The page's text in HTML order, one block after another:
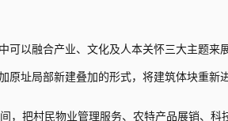
以融合产业、文化及人本关怀三大主题来
址局部新建叠加的形式，将建筑体块重新
把村民物业管理服务、农特产品展销、科